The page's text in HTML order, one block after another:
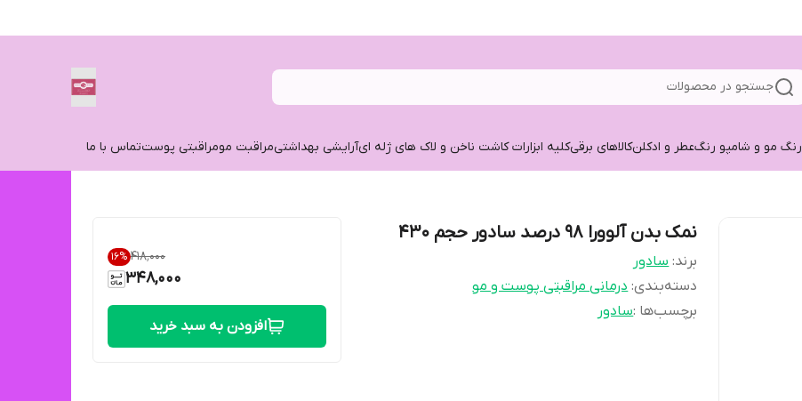
جستجو در محصولات
رنگ مو و شامپو رنگعطر و ادکلنکالاهای برقیکلیه ابزارات کاشت ناخن و لاک های ژله ایآرایشی بهداشتیمراقبت مومراقبتی پوستتماس با ما
نمک بدن آلوورا ۹۸ درصد سادور حجم ۴۳۰
برند: سادور
دسته‌بندی:درمانی مراقبتی پوست و مو
برچسب‌ها :سادور
۴۱۸٬۰۰۰ 16%
348,000
افزودن به سبد خرید